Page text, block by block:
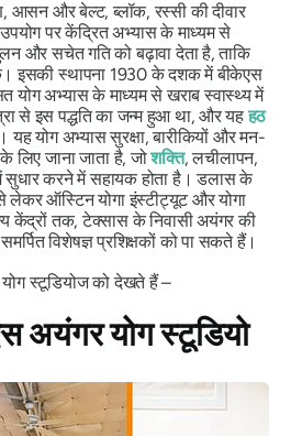
आसन और बेल्ट, ब्लॉक, रस्सी की दीवार
पर केंद्रित अभ्यास के माध्यम से
और सचेत गति को बढ़ावा देता है, ताकि
इसकी स्थापना 1930 के दशक में बीकेएस
योग अभ्यास के माध्यम से खराब स्वास्थ्य में
से इस पद्धति का जन्म हुआ था, और यहहठ
यह योग अभ्यास सुरक्षा, बारीकियों और मन-
लिए जाना जाता है, जोशक्ति, लचीलापन,
करने में सहायक होता है। डलास के
लेकर ऑस्टिन योगा इंस्टीट्यूट और योगा
केंद्रों तक, टेक्सास के निवासी अयंगर की
विशेषज्ञ प्रशिक्षकों को पा सकते हैं।
स्टूडियोज को देखते हैं –
अयंगर योग स्टूडियो